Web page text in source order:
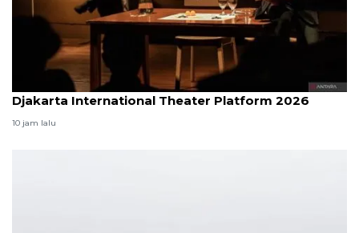
Djakarta International Theater Platform 2026
10 jam lalu